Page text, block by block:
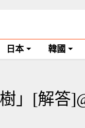
日本 韓國
」[解答